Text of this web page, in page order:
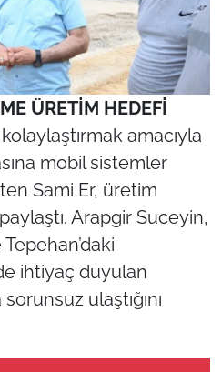
ÜRETİM HEDEFİ
amacıyla
mobil sistemler
Sami Er, üretim
Arapgir Suceyin,
ihtiyaç duyulan
ulaştığını